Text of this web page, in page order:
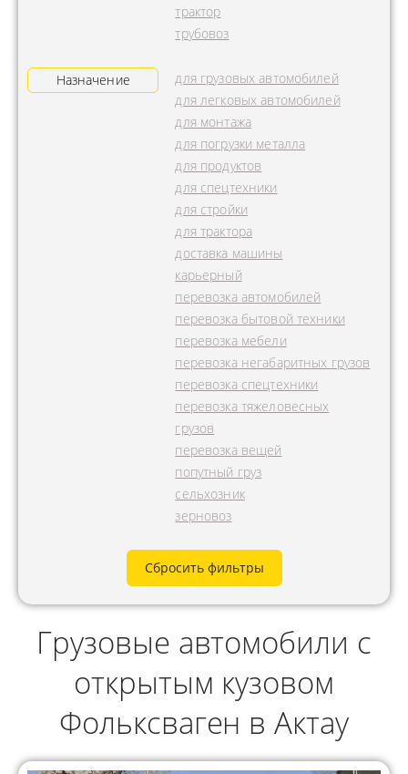
трактор
трубовоз
Назначение
для грузовых автомобилей
для легковых автомобилей
для монтажа
для погрузки металла
для продуктов
для спецтехники
для стройки
для трактора
доставка машины
карьерный
перевозка автомобилей
перевозка бытовой техники
перевозка мебели
перевозка негабаритных грузов
перевозка спецтехники
перевозка тяжеловесных
грузов
перевозка вещей
попутный груз
сельхозник
зерновоз
Сбросить фильтры
Грузовые автомобили с
открытым кузовом
Фольксваген в Актау